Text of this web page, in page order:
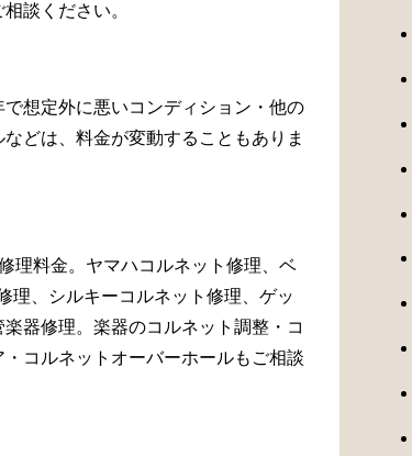
談ください。
想定外に悪いコンディション・他の
どは、料金が変動することもありま
理料金。ヤマハコルネット修理、ベ
理、シルキーコルネット修理、ゲッ
器修理。楽器のコルネット調整・コ
コルネットオーバーホールもご相談